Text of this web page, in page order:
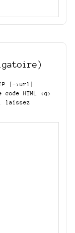
[->url]
HTML <q>
laissez